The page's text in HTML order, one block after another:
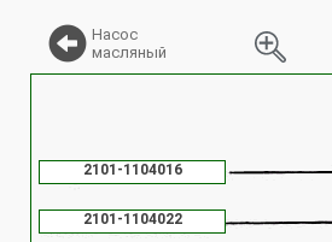
Насос
масляный
2101-1104016
2101-1104022